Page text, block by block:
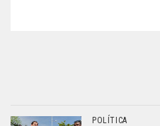
POLÍTICA